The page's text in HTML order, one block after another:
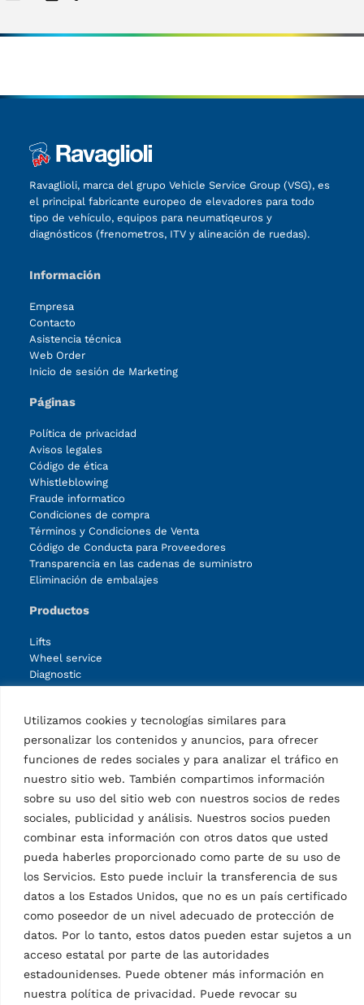
Utilizamos cookies y tecnologías similares para
personalizar los contenidos y anuncios, para ofrecer
funciones de redes sociales y para analizar el tráfico en
nuestro sitio web. También compartimos información
sobre su uso del sitio web con nuestros socios de redes
sociales, publicidad y análisis. Nuestros socios pueden
combinar esta información con otros datos que usted
pueda haberles proporcionado como parte de su uso de
los Servicios. Esto puede incluir la transferencia de sus
datos a los Estados Unidos, que no es un país certificado
como poseedor de un nivel adecuado de protección de
datos. Por lo tanto, estos datos pueden estar sujetos a un
acceso estatal por parte de las autoridades
estadounidenses. Puede obtener más información en
nuestra política de privacidad. Puede revocar su
(2)2 products
Ravaglioli, marca del grupo Vehicle Service Group (VSG), es
el principal fabricante europeo de elevadores para todo
tipo de vehículo, equipos para neumatiqeuros y
diagnósticos (frenometros, ITV y alineación de ruedas).
Información
Empresa
Contacto
Asistencia técnica
Web Order
Inicio de sesión de Marketing
Páginas
Política de privacidad
Avisos legales
Código de ética
Whistleblowing
Fraude informatico
Condiciones de compra
Términos y Condiciones de Venta
Código de Conducta para Proveedores
Transparencia en las cadenas de suministro
Eliminación de embalajes
Productos
Lifts
Wheel service
Diagnostic
Accessories wheel service
Accessories diagnostic
Accessories other products
Facebook Instagram LinkedIn YouTube
Vehicle Service Group Italy S.r.l., Via Filippo Brunelleschi 9,
📞 +39.051.6781511, 📠 +39.051.846349, ✉ rav@ravaglioli.com